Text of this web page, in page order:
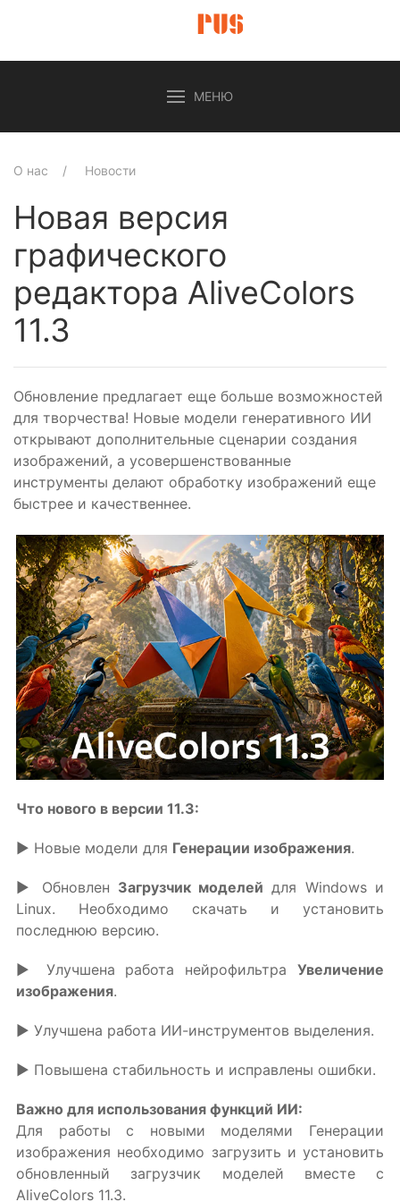
МЕНЮ
О нас Новости
Новая версия
графического
редактора AliveColors
11.3
Обновление предлагает еще больше возможностей
для творчества! Новые модели генеративного ИИ
открывают дополнительные сценарии создания
изображений, а усовершенствованные
инструменты делают обработку изображений еще
быстрее и качественнее.
Что нового в версии 11.3:
▶ Новые модели для Генерации изображения.
▶ Обновлен Загрузчик моделей для Windows и
Linux. Необходимо скачать и установить
последнюю версию.
▶ Улучшена работа нейрофильтра Увеличение
изображения.
▶ Улучшена работа ИИ-инструментов выделения.
▶ Повышена стабильность и исправлены ошибки.
Важно для использования функций ИИ:
Для работы с новыми моделями Генерации
изображения необходимо загрузить и установить
обновленный загрузчик моделей вместе с
AliveColors 11.3.